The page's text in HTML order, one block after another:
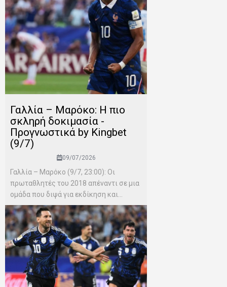
Γαλλία – Μαρόκο: Η πιο
σκληρή δοκιμασία -
Προγνωστικά by Kingbet
(9/7)
09/07/2026
Γαλλία – Μαρόκο (9/7, 23:00): Οι
πρωταθλητές του 2018 απέναντι σε μια
ομάδα που διψά για εκδίκηση και...